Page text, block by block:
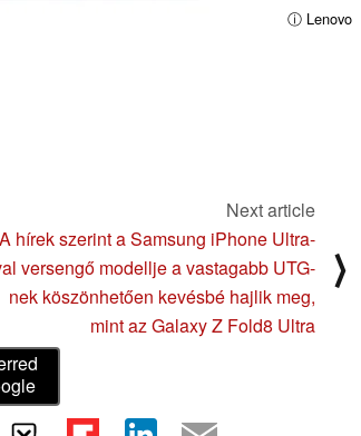
ⓘ Lenovo
Next article
A hírek szerint a Samsung iPhone Ultra-
versengő modellje a vastagabb UTG-
nek köszönhetően kevésbé hajlik meg,
mint az Galaxy Z Fold8 Ultra
⟩